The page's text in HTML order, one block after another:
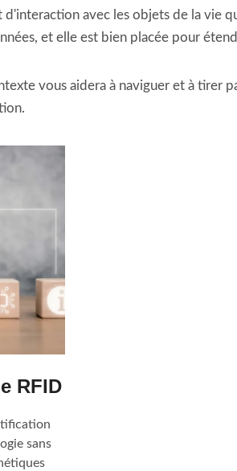
avec les objets de la vie
et elle est bien placée pour
vous aidera à naviguer et à
RFID
sans